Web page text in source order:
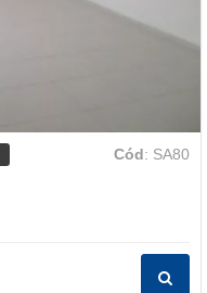
Cód: SA80